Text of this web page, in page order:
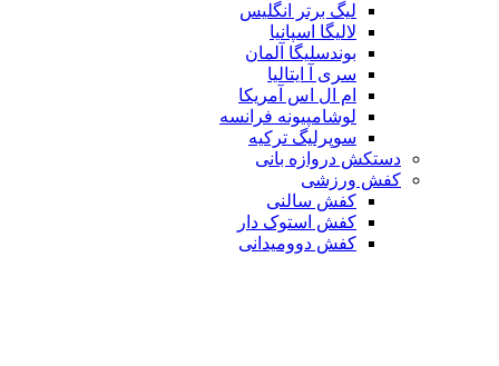
لیگ برتر انگلیس
لالیگا اسپانیا
بوندسلیگا آلمان
سری آ ایتالیا
ام ال اس آمریکا
لوشامپیونه فرانسه
سوپرلیگ ترکیه
دستکش دروازه بانی
کفش ورزشی
کفش سالنی
کفش استوک دار
کفش دوومیدانی